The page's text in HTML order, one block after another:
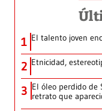
1 El talento joven
2 Etnicidad,
3 El óleo perdido de
retrato que